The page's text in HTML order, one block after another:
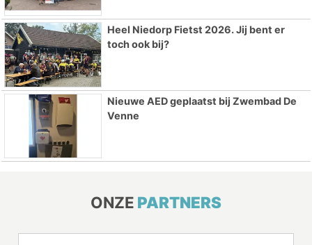
Heel Niedorp Fietst 2026. Jij bent er
toch ook bij?
Nieuwe AED geplaatst bij Zwembad De
Venne
ONZE PARTNERS